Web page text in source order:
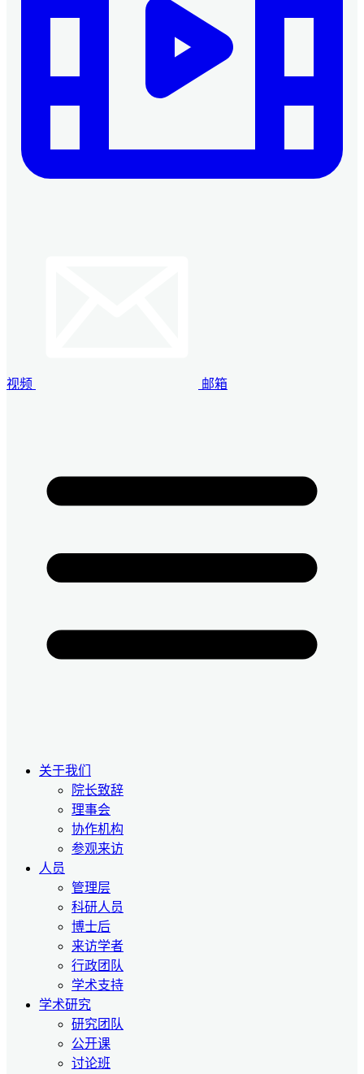
视频 邮箱
关于我们
院长致辞
理事会
协作机构
参观来访
人员
管理层
科研人员
博士后
来访学者
行政团队
学术支持
学术研究
研究团队
公开课
讨论班